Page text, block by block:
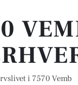
i 7570 Vemb